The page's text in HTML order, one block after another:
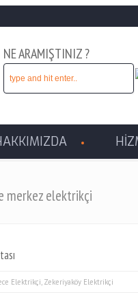
NE ARAMIŞTINIZ ?
merkez elektrikçi
Elektrikçi, Zekeriyaköy Elektrikçi